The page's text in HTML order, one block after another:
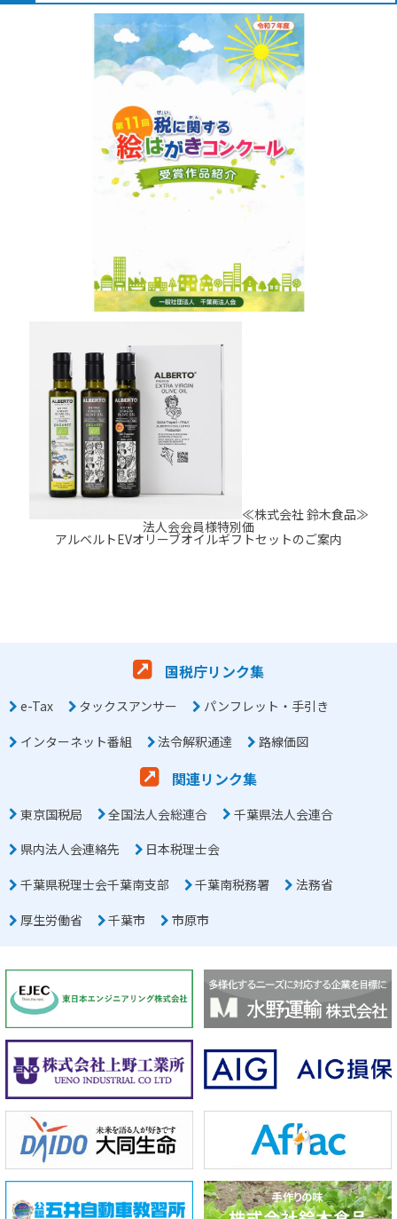
≪株式会社 鈴木食品≫
法人会会員様特別価
アルベルトEVオリーブオイルギフトセットのご案内
国税庁リンク集
e-Tax タックスアンサー
パンフレット・手引き
インターネット番組
法令解釈通達 路線価図
関連リンク集
東京国税局 全国法人会総連合
千葉県法人会連合
県内法人会連絡先
日本税理士会
千葉県税理士会千葉南支部
千葉南税務署
法務省
厚生労働省
千葉市 市原市